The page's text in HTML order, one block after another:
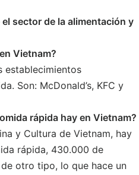
sector de la alimentación y
Vietnam?
establecimientos
Son: McDonald’s, KFC y
rápida hay en Vietnam?
y Cultura de Vietnam, hay
rápida, 430.000 de
otro tipo, lo que hace un